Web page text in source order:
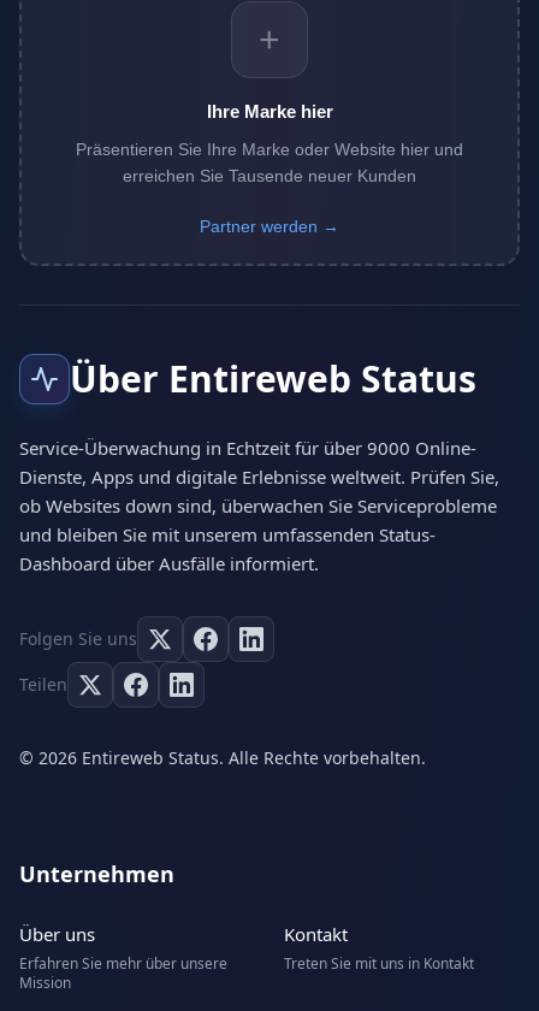
+
Ihre Marke hier
Präsentieren Sie Ihre Marke oder Website hier und
erreichen Sie Tausende neuer Kunden
Partner werden →
Über Entireweb Status
Service-Überwachung in Echtzeit für über 9000 Online-
Dienste, Apps und digitale Erlebnisse weltweit. Prüfen Sie,
ob Websites down sind, überwachen Sie Serviceprobleme
und bleiben Sie mit unserem umfassenden Status-
Dashboard über Ausfälle informiert.
Folgen Sie uns
Teilen
© 2026 Entireweb Status. Alle Rechte vorbehalten.
Unternehmen
Über uns
Erfahren Sie mehr über unsere
Mission
Kontakt
Treten Sie mit uns in Kontakt